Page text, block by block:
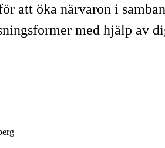
att öka närvaron i
med hjälp av